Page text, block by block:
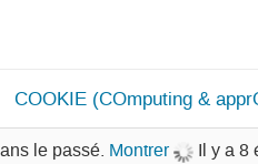
COOKIE (COmputing &
le passé. Montrer Il y a 8